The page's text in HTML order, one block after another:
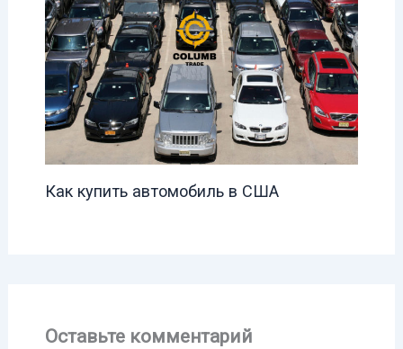
Как купить автомобиль в США
Оставьте комментарий